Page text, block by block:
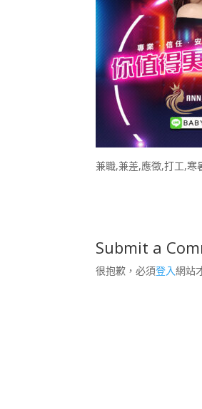
兼職,兼差,應徵,打工,寒
Submit a
很抱歉，必須登入網站